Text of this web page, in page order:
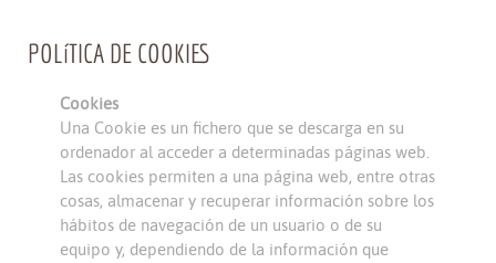
POLíTICA DE COOKIES
Cookies
Una Cookie es un fichero que se descarga en su
ordenador al acceder a determinadas páginas web.
Las cookies permiten a una página web, entre otras
cosas, almacenar y recuperar información sobre los
hábitos de navegación de un usuario o de su
equipo y, dependiendo de la información que